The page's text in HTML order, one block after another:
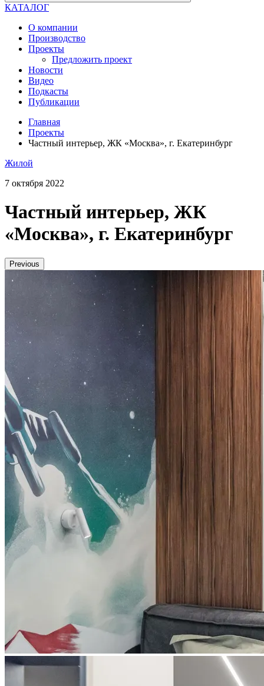
КАТАЛОГ
О компании
Производство
Проекты
Предложить проект
Новости
Видео
Подкасты
Публикации
Главная
Проекты
Частный интерьер, ЖК «Москва», г. Екатеринбург
Жилой
7 октября 2022
Частный интерьер, ЖК
«Москва», г. Екатеринбург
Previous